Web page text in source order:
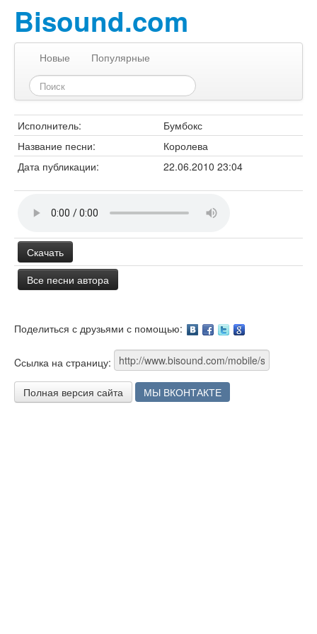
Bisound.com
Новые Популярные
Исполнитель:
Бумбокс
Название песни:
Королева
Дата публикации:
22.06.2010 23:04
Скачать
Все песни автора
Поделиться с друзьями с помощью:
Cсылка на страницу:
Полная версия сайта МЫ ВКОНТАКТЕ